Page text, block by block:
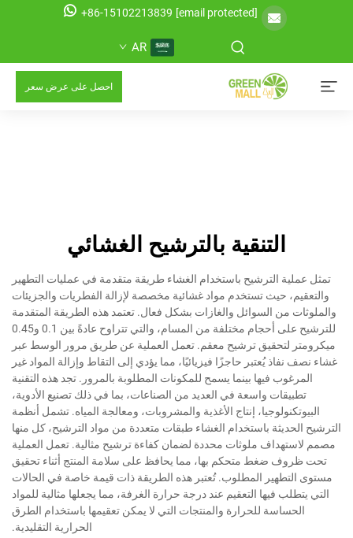
[email protected]
+86-15102213839
AR
احصل على عرض سعر
التنقية بالترشيح الغشائي
تمثل عملية الترشيح باستخدام الغشاء طريقة متقدمة في عمليات التطهير
والتعقيم، حيث تستخدم مواد غشائية مخصصة لإزالة الفطريات والجزيئات
والملوثات من السوائل والغازات بشكل فعال. تعتمد هذه الطريقة المتقدمة
للترشيح على أحجام مختلفة من المسام، والتي تتراوح عادةً بين 0.1 و0.45
ميكرومتر لتحقيق ترشيح معقم. تعمل العملية عن طريق مرور الوسط عبر
غشاء نصف نفاذ يُعتبر حاجزًا فيزيائيًا، مما يؤدي إلى التقاط وإزالة المواد غير
المرغوب فيها بينما يسمح للمكونات المطلوبة بالمرور. تجد هذه التقنية
تطبيقات واسعة في العديد من الصناعات، بما في ذلك تصنيع الأدوية،
البيوتكنولوجيا، إنتاج الأغذية والمشروبات، ومعالجة المياه. تشمل أنظمة
الترشيح الحديثة باستخدام الغشاء طبقات متعددة من مواد الترشيح، كل منها
مصمم لاستهداف ملوثات محددة لضمان كفاءة ترشيح مثالية. تعمل العملية
تحت ظروف ضغط متحكم بها، مما يحافظ على سلامة المنتج أثناء تحقيق
مستوى التطهير المطلوب. تُعتبر هذه الطريقة ذات قيمة خاصة في الحالات
التي يتطلب فيها التعقيم عند درجة حرارة الغرفة، مما يجعلها مثالية للمواد
الحساسة للحرارة والمنتجات التي لا يمكن تعقيمها باستخدام الطرق
الحرارية التقليدية.